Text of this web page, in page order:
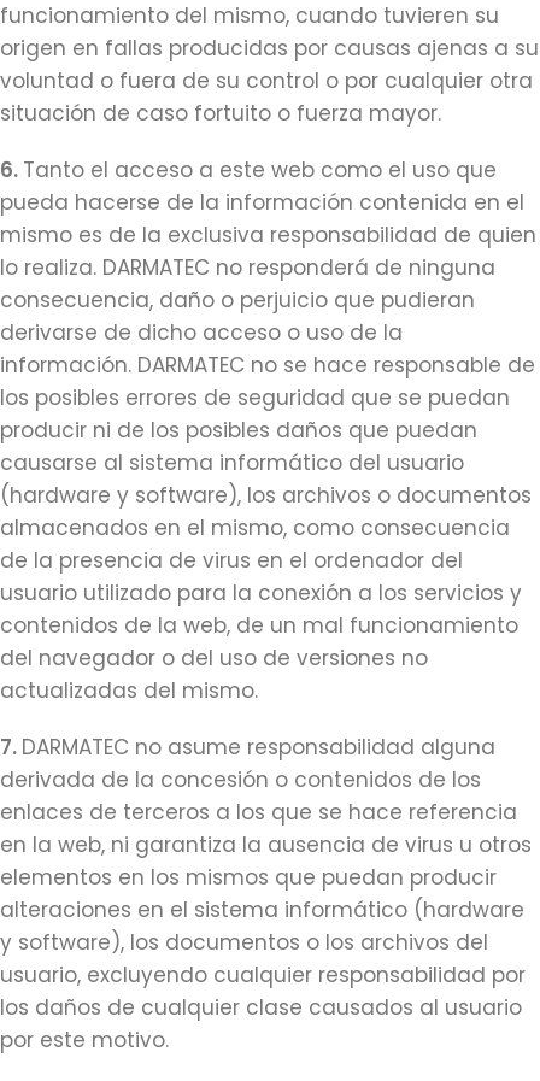
funcionamiento del mismo, cuando tuvieren su
origen en fallas producidas por causas ajenas a su
voluntad o fuera de su control o por cualquier otra
situación de caso fortuito o fuerza mayor.
6. Tanto el acceso a este web como el uso que
pueda hacerse de la información contenida en el
mismo es de la exclusiva responsabilidad de quien
lo realiza. DARMATEC no responderá de ninguna
consecuencia, daño o perjuicio que pudieran
derivarse de dicho acceso o uso de la
información. DARMATEC no se hace responsable de
los posibles errores de seguridad que se puedan
producir ni de los posibles daños que puedan
causarse al sistema informático del usuario
(hardware y software), los archivos o documentos
almacenados en el mismo, como consecuencia
de la presencia de virus en el ordenador del
usuario utilizado para la conexión a los servicios y
contenidos de la web, de un mal funcionamiento
del navegador o del uso de versiones no
actualizadas del mismo.
7. DARMATEC no asume responsabilidad alguna
derivada de la concesión o contenidos de los
enlaces de terceros a los que se hace referencia
en la web, ni garantiza la ausencia de virus u otros
elementos en los mismos que puedan producir
alteraciones en el sistema informático (hardware
y software), los documentos o los archivos del
usuario, excluyendo cualquier responsabilidad por
los daños de cualquier clase causados al usuario
por este motivo.